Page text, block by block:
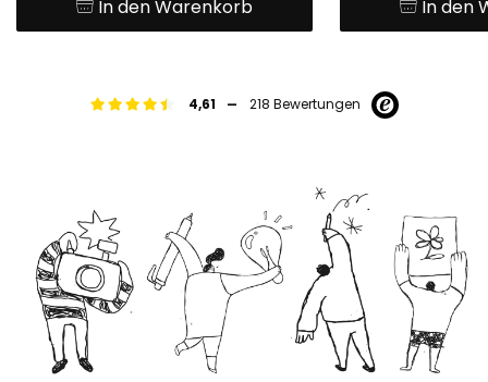
In den Warenkorb In den
4,61 - 218 Bewertungen